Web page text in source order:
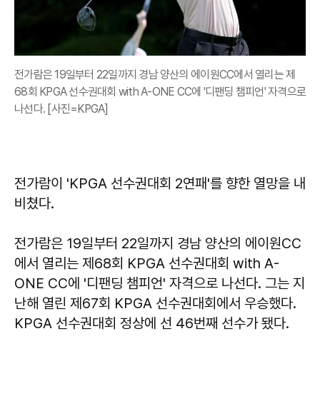
전가람은 19일부터 22일까지 경남 양산의 에이원CC에서 열리는 제
68회 KPGA 선수권대회 with A-ONE CC에 '디팬딩 챔피언' 자격으로
나선다. [사진=KPGA]
전가람이 'KPGA 선수권대회 2연패'를 향한 열망을 내
비쳤다.
전가람은 19일부터 22일까지 경남 양산의 에이원CC
에서 열리는 제68회 KPGA 선수권대회 with A-
ONE CC에 '디팬딩 챔피언' 자격으로 나선다. 그는 지
난해 열린 제67회 KPGA 선수권대회에서 우승했다.
KPGA 선수권대회 정상에 선 46번째 선수가 됐다.